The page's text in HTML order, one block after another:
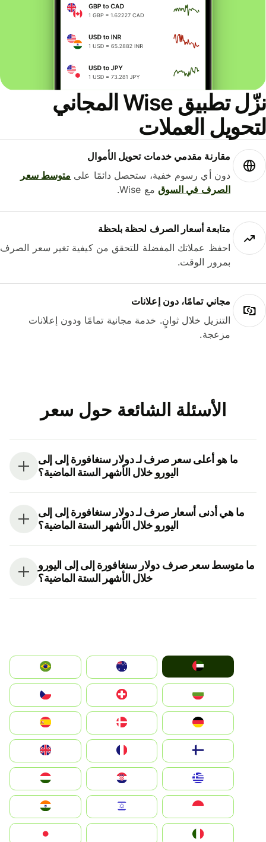
نزّل تطبيق Wise المجاني
لتحويل العملات
مقارنة مقدمي خدمات تحويل الأموال
دون أي رسوم خفية، ستحصل دائمًا على متوسط ​​سعر
الصرف في السوق مع Wise.
متابعة أسعار الصرف لحظة بلحظة
احفظ عملاتك المفضلة للتحقق من كيفية تغير سعر الصرف
بمرور الوقت.
مجاني تمامًا، دون إعلانات
التنزيل خلال ثوانٍ. خدمة مجانية تمامًا ودون إعلانات
مزعجة.
الأسئلة الشائعة حول سعر
ما هو أعلى سعر صرف لـ دولار سنغافورة إلى إلى
اليورو خلال الأشهر الستة الماضية؟
ما هي أدنى أسعار صرف لـ دولار سنغافورة إلى إلى
اليورو خلال الأشهر الستة الماضية؟
ما متوسط سعر صرف دولار سنغافورة إلى إلى اليورو
خلال الأشهر الستة الماضية؟
الإمارات العربية المتحدة
Switzerland
Deutschland
United Kingdom
Magyarország
Indonesia